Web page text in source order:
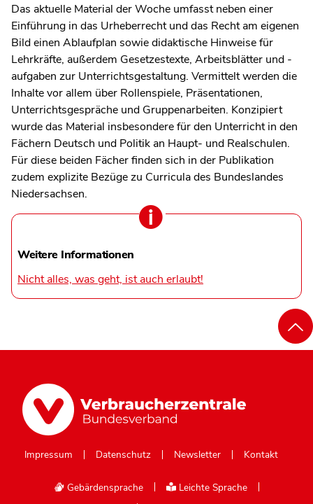
Das aktuelle Material der Woche umfasst neben einer
Einführung in das Urheberrecht und das Recht am eigenen
Bild einen Ablaufplan sowie didaktische Hinweise für
Lehrkräfte, außerdem Gesetzestexte, Arbeitsblätter und -
aufgaben zur Unterrichtsgestaltung. Vermittelt werden die
Inhalte vor allem über Rollenspiele, Präsentationen,
Unterrichtsgespräche und Gruppenarbeiten. Konzipiert
wurde das Material insbesondere für den Unterricht in den
Fächern Deutsch und Politik an Haupt- und Realschulen.
Für diese beiden Fächer finden sich in der Publikation
zudem explizite Bezüge zu Curricula des Bundeslandes
Niedersachsen.
Weitere Informationen
Nicht alles, was geht, ist auch erlaubt!
Impressum Datenschutz Newsletter Kontakt
Gebärdensprache
Leichte Sprache